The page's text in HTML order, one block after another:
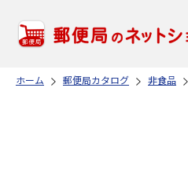
ホーム 郵便局カタログ 非食品